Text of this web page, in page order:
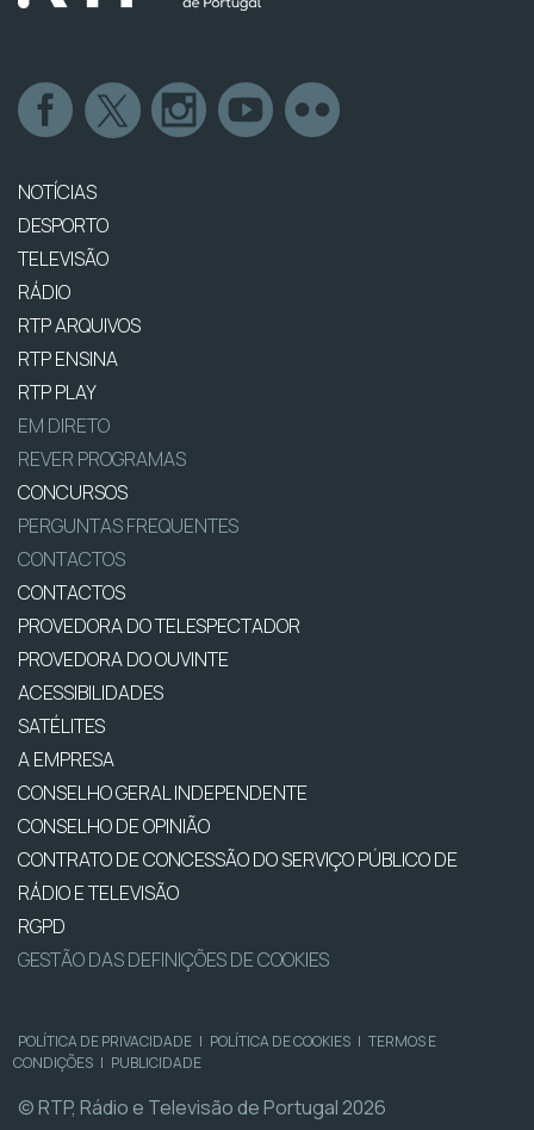
NOTÍCIAS
DESPORTO
TELEVISÃO
RÁDIO
RTP ARQUIVOS
RTP ENSINA
RTP PLAY
EM DIRETO
REVER PROGRAMAS
CONCURSOS
PERGUNTAS FREQUENTES
CONTACTOS
CONTACTOS
PROVEDORA DO TELESPECTADOR
PROVEDORA DO OUVINTE
ACESSIBILIDADES
SATÉLITES
A EMPRESA
CONSELHO GERAL INDEPENDENTE
CONSELHO DE OPINIÃO
CONTRATO DE CONCESSÃO DO SERVIÇO PÚBLICO DE
RÁDIO E TELEVISÃO
RGPD
GESTÃO DAS DEFINIÇÕES DE COOKIES
POLÍTICA DE PRIVACIDADE | POLÍTICA DE COOKIES | TERMOS E
CONDIÇÕES | PUBLICIDADE
© RTP, Rádio e Televisão de Portugal 2026